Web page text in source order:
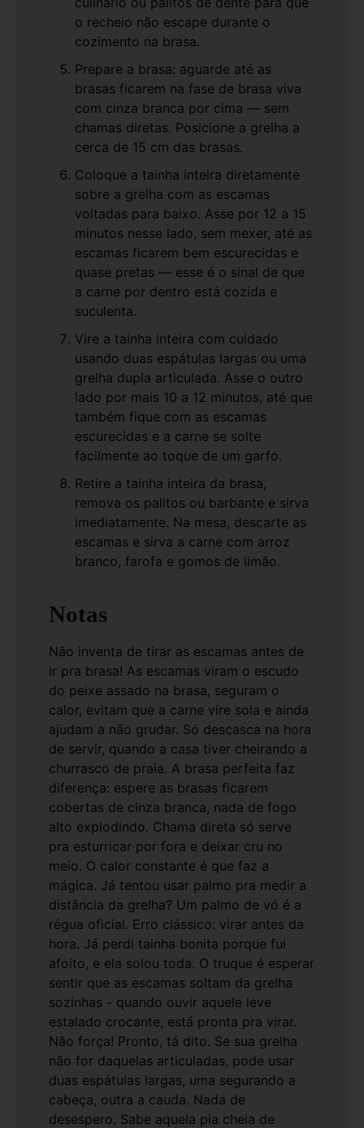
o recheio não escape durante o
cozimento na brasa.
Prepare a brasa: aguarde até as
brasas ficarem na fase de brasa viva
com cinza branca por cima — sem
chamas diretas. Posicione a grelha a
cerca de 15 cm das brasas.
Coloque a tainha inteira diretamente
sobre a grelha com as escamas
voltadas para baixo. Asse por 12 a 15
minutos nesse lado, sem mexer, até as
escamas ficarem bem escurecidas e
quase pretas — esse é o sinal de que
a carne por dentro está cozida e
suculenta.
Vire a tainha inteira com cuidado
usando duas espátulas largas ou uma
grelha dupla articulada. Asse o outro
lado por mais 10 a 12 minutos, até que
também fique com as escamas
escurecidas e a carne se solte
facilmente ao toque de um garfo.
Retire a tainha inteira da brasa,
remova os palitos ou barbante e sirva
imediatamente. Na mesa, descarte as
escamas e sirva a carne com arroz
branco, farofa e gomos de limão.
Notas
Não inventa de tirar as escamas antes de
ir pra brasa! As escamas viram o escudo
do peixe assado na brasa, seguram o
calor, evitam que a carne vire sola e ainda
ajudam a não grudar. Só descasca na hora
de servir, quando a casa tiver cheirando a
churrasco de praia. A brasa perfeita faz
diferença: espere as brasas ficarem
cobertas de cinza branca, nada de fogo
alto explodindo. Chama direta só serve
pra esturricar por fora e deixar cru no
meio. O calor constante é que faz a
mágica. Já tentou usar palmo pra medir a
distância da grelha? Um palmo de vó é a
régua oficial. Erro clássico: virar antes da
hora. Já perdi tainha bonita porque fui
afoito, e ela solou toda. O truque é esperar
sentir que as escamas soltam da grelha
sozinhas - quando ouvir aquele leve
estalado crocante, está pronta pra virar.
Não força! Pronto, tá dito. Se sua grelha
não for daquelas articuladas, pode usar
duas espátulas largas, uma segurando a
cabeça, outra a cauda. Nada de
desespero. Sabe aquela pia cheia de